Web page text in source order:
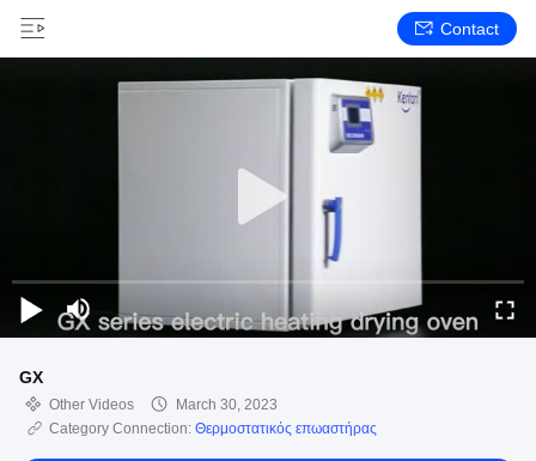
Contact
GX
Other Videos
March 30, 2023
Category Connection: Θερμοστατικός επωαστήρας